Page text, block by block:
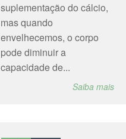
suplementação do cálcio,
mas quando
envelhecemos, o corpo
pode diminuir a
capacidade de...
Saiba mais